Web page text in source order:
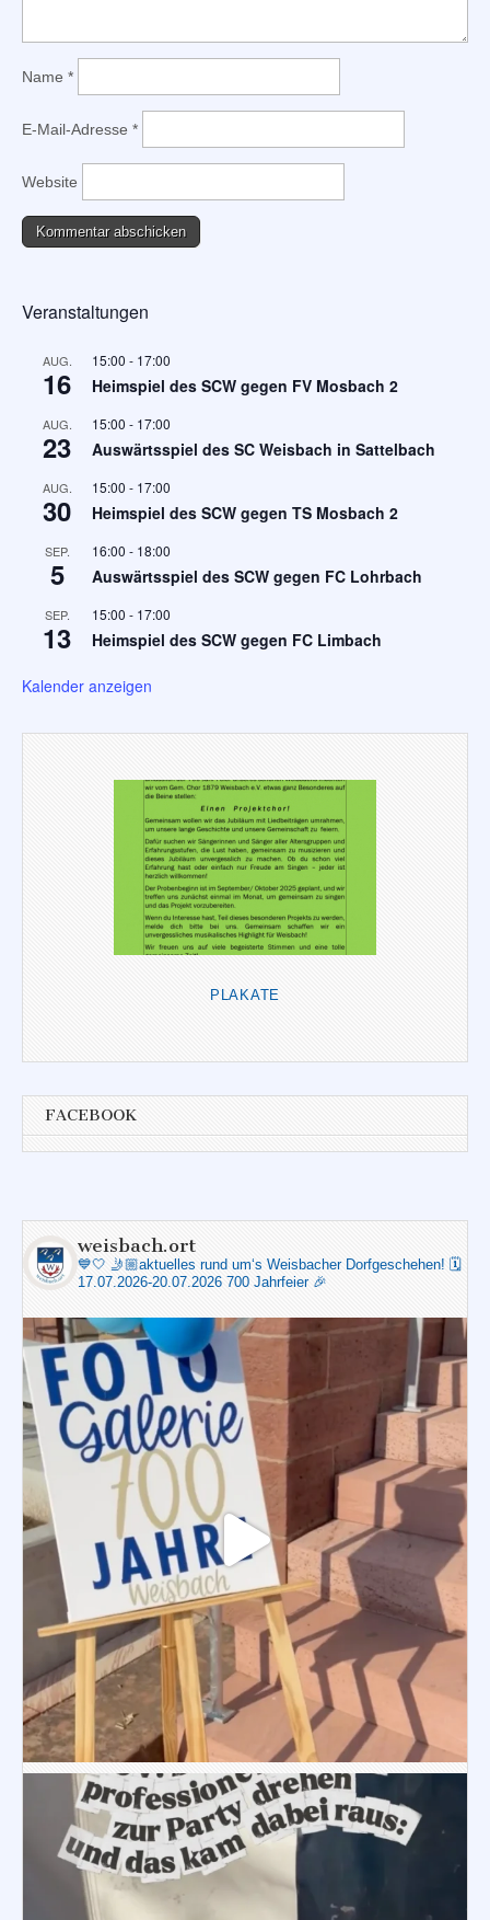
Name *
E-Mail-Adresse *
Website
Veranstaltungen
AUG.
16
15:00 - 17:00
Heimspiel des SCW gegen FV Mosbach 2
AUG.
23
15:00 - 17:00
Auswärtsspiel des SC Weisbach in Sattelbach
AUG.
30
15:00 - 17:00
Heimspiel des SCW gegen TS Mosbach 2
SEP.
5
16:00 - 18:00
Auswärtsspiel des SCW gegen FC Lohrbach
SEP.
13
15:00 - 17:00
Heimspiel des SCW gegen FC Limbach
Kalender anzeigen
PLAKATE
FACEBOOK
weisbach.ort
💙🤍 🤳🏼aktuelles rund um‘s Weisbacher Dorfgeschehen! 🗓️
17.07.2026-20.07.2026 700 Jahrfeier 🎉